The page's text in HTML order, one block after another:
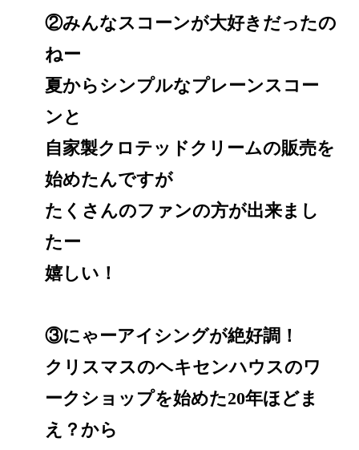
②みんなスコーンが大好きだったの
ねー
夏からシンプルなプレーンスコー
ンと
自家製クロテッドクリームの販売を
始めたんですが
たくさんのファンの方が出来まし
たー
嬉しい！
③にゃーアイシングが絶好調！
クリスマスのヘキセンハウスのワ
ークショップを始めた20年ほどま
え？から